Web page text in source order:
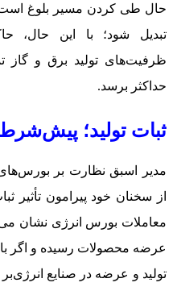
حال طی کردن مسیر بلوغ است
تبدیل شود؛ با این حال،
ظرفیت‌های تولید برق و گاز
حداکثر برسد.
ثبات تولید؛
مدیر اسبق نظارت بر
از سخنان خود پیرامون تأثیر
معاملات بورس انرژی نشان می
عرضه محصولات رسیده و اگر
تولید و عرضه در صنایع